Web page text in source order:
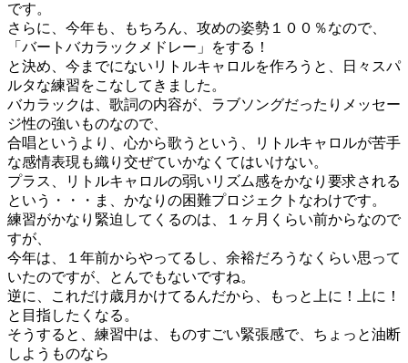
です。
さらに、今年も、もちろん、攻めの姿勢１００％なので、
「バートバカラックメドレー」をする！
と決め、今までにないリトルキャロルを作ろうと、日々スパ
ルタな練習をこなしてきました。
バカラックは、歌詞の内容が、ラブソングだったりメッセー
ジ性の強いものなので、
合唱というより、心から歌うという、リトルキャロルが苦手
な感情表現も織り交ぜていかなくてはいけない。
プラス、リトルキャロルの弱いリズム感をかなり要求される
という・・・ま、かなりの困難プロジェクトなわけです。
練習がかなり緊迫してくるのは、１ヶ月くらい前からなので
すが、
今年は、１年前からやってるし、余裕だろうなくらい思って
いたのですが、とんでもないですね。
逆に、これだけ歳月かけてるんだから、もっと上に！上に！
と目指したくなる。
そうすると、練習中は、ものすごい緊張感で、ちょっと油断
しようものなら